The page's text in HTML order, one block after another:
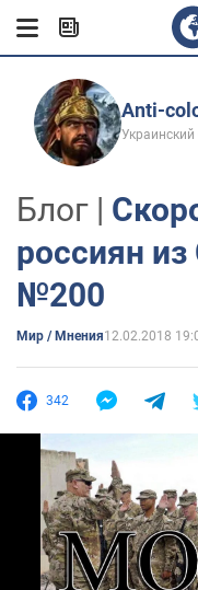
Anti-
Украинский
Блог |
россиян
№200
Мир / Мнения12.02.2018
342